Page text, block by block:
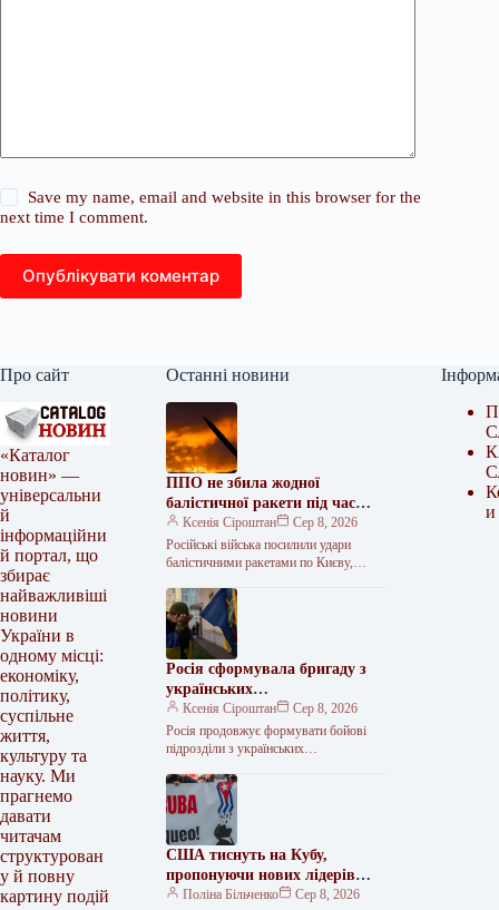
Save my name, email and website in this browser for the
next time I comment.
Опублікувати коментар
Про сайт
«Каталог
новин» —
універсальни
й
інформаційни
й портал, що
збирає
найважливіші
новини
України в
одному місці:
економіку,
політику,
суспільне
життя,
культуру та
науку. Ми
прагнемо
давати
читачам
структурован
у й повну
картину подій
Останні новини
ППО не збила жодної
балістичної ракети під час
нічної атаки
Ксенія Сіроштан
Сер 8, 2026
Російські війська посилили удари
балістичними ракетами по Києву,
шість зенітно-керованих ракет С-400
та…
Росія сформувала бригаду з
українських
військовополонених
Ксенія Сіроштан
Сер 8, 2026
Росія продовжує формувати бойові
підрозділи з українських
норм міжнародного гуманітарного
права та Женевської конвенції. Про це
США тиснуть на Кубу,
пропонуючи нових лідерів
острівній державі
Поліна Більченко
Сер 8, 2026
и